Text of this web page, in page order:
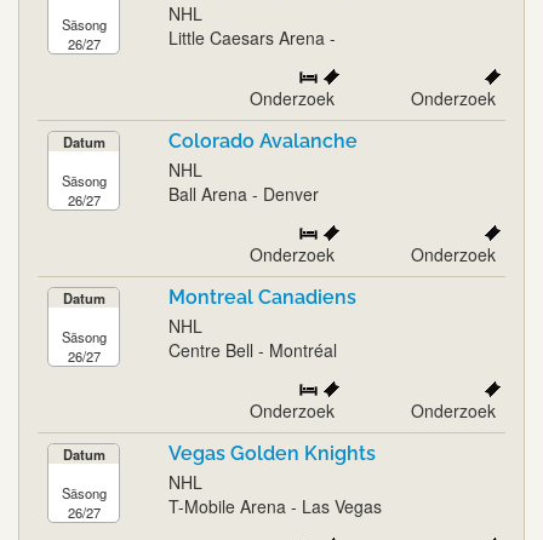
Säsong
26/27
NHL
Little Caesars Arena -
Onderzoek Onderzoek
Datum
Säsong
26/27
Colorado Avalanche
NHL
Ball Arena - Denver
Onderzoek Onderzoek
Datum
Säsong
26/27
Montreal Canadiens
NHL
Centre Bell - Montréal
Onderzoek Onderzoek
Datum
Säsong
26/27
Vegas Golden Knights
NHL
T-Mobile Arena - Las Vegas